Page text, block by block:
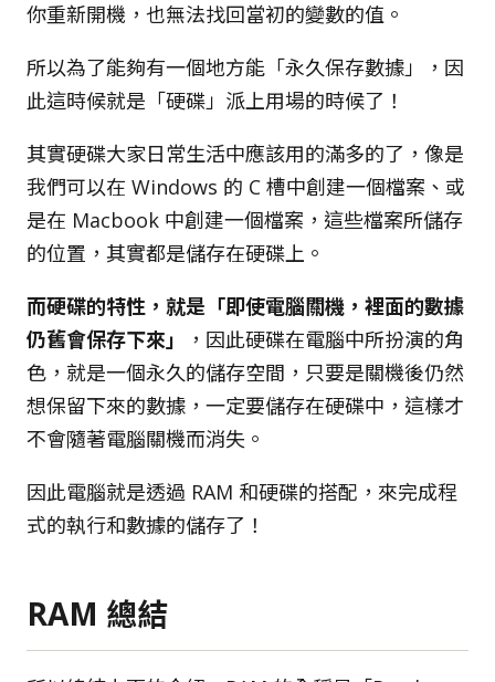
你重新開機，也無法找回當初的變數的值。
所以為了能夠有一個地方能「永久保存數據」，因
此這時候就是「硬碟」派上用場的時候了！
其實硬碟大家日常生活中應該用的滿多的了，像是
我們可以在 Windows 的 C 槽中創建一個檔案、或
是在 Macbook 中創建一個檔案，這些檔案所儲存
的位置，其實都是儲存在硬碟上。
而硬碟的特性，就是「即使電腦關機，裡面的數據
仍舊會保存下來」
，因此硬碟在電腦中所扮演的角
色，就是一個永久的儲存空間，只要是關機後仍然
想保留下來的數據，一定要儲存在硬碟中，這樣才
不會隨著電腦關機而消失。
因此電腦就是透過 RAM 和硬碟的搭配，來完成程
式的執行和數據的儲存了！
RAM 總結